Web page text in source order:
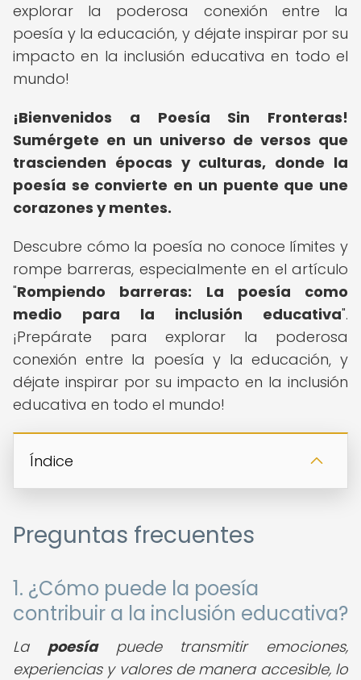
explorar la poderosa conexión entre la
poesía y la educación, y déjate inspirar por su
impacto en la inclusión educativa en todo el
mundo!
¡Bienvenidos a Poesía Sin Fronteras!
Sumérgete en un universo de versos que
trascienden épocas y culturas, donde la
poesía se convierte en un puente que une
corazones y mentes.
Descubre cómo la poesía no conoce límites y
rompe barreras, especialmente en el artículo
"Rompiendo barreras: La poesía como
medio para la inclusión educativa".
¡Prepárate para explorar la poderosa
conexión entre la poesía y la educación, y
déjate inspirar por su impacto en la inclusión
educativa en todo el mundo!
Índice
Preguntas frecuentes
1. ¿Cómo puede la poesía
contribuir a la inclusión educativa?
La poesíapuede transmitir emociones,
experiencias y valores de manera accesible, lo